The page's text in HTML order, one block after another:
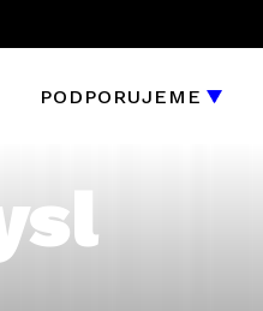
PODPORUJEME